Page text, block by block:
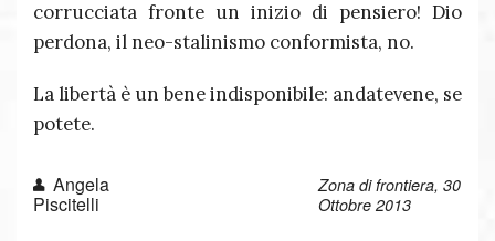
corrucciata fronte un inizio di pensiero! Dio
perdona, il neo-stalinismo conformista, no.
La libertà è un bene indisponibile: andatevene, se
potete.
Angela
Piscitelli
Zona di frontiera, 30
Ottobre 2013